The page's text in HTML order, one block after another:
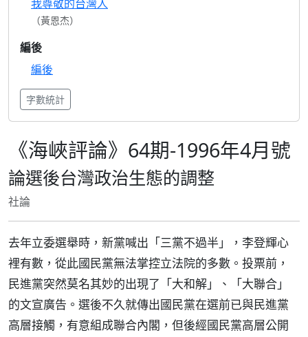
我尊敬的台灣人
（黃恩杰）
編後
編後
字數統計
《海峽評論》64期-1996年4月號
論選後台灣政治生態的調整
社論
去年立委選舉時，新黨喊出「三黨不過半」，李登輝心
裡有數，從此國民黨無法掌控立法院的多數。投票前，
民進黨突然莫名其妙的出現了「大和解」、「大聯合」
的文宣廣告。選後不久就傳出國民黨在選前已與民進黨
高層接觸，有意組成聯合內閣，但後經國民黨高層公開